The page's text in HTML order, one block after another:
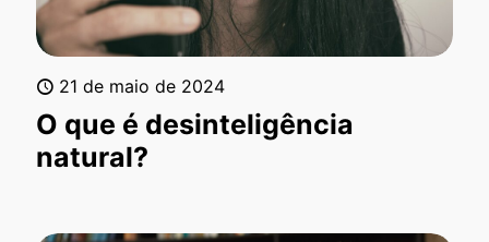
21 de maio de 2024
O que é desinteligência
natural?